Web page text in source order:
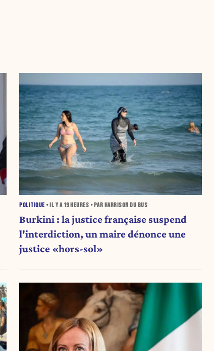
POLITIQUE • IL Y A 19 HEURES • PAR HARRISON DU BUS
Burkini : la justice française suspend
l'interdiction, un maire dénonce une
justice «hors-sol»